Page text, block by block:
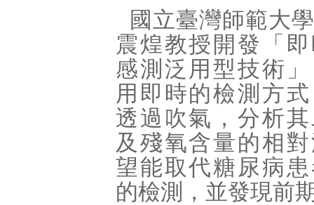
國立臺灣師範大
震煌教授開發「
感測泛用型技術
用即時的檢測方
透過吹氣，分析
及殘氧含量的相
望能取代糖尿病
的檢測，並發現前